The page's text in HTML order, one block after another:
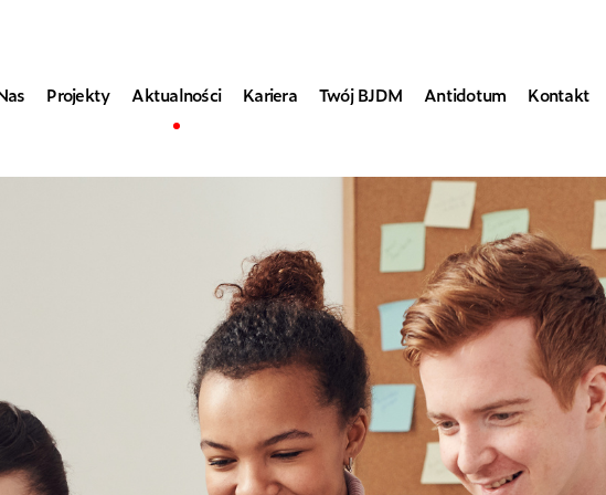
Projekty Aktualności Kariera Twój BJDM Antidotum Kontakt